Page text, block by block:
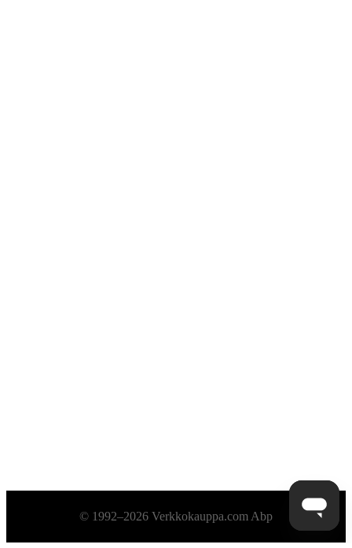
Alatunniste© 1992–2026 Verkkokauppa.com Abp